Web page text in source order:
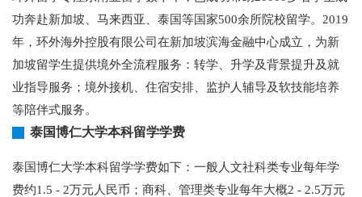
功奔赴新加坡、马来西亚、泰国等国家500余所院校留学。2019
年，环外海外控股有限公司在新加坡滨海金融中心成立，为新
加坡留学生提供境外全流程服务：转学、升学及背景提升及就
业指导服务；境外接机、住宿安排、监护人辅导及软技能培养
等陪伴式服务。
泰国博仁大学本科留学学费
泰国博仁大学本科留学学费如下：一般人文社科类专业每年学
费约1.5 - 2万元人民币；商科、管理类专业每年大概2 - 2.5万元